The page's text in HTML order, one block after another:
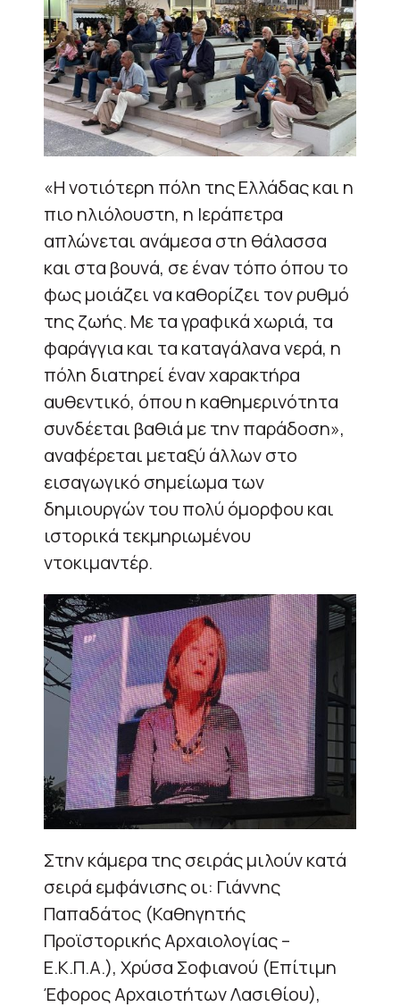
«Η νοτιότερη πόλη της Ελλάδας και η
πιο ηλιόλουστη, η Ιεράπετρα
απλώνεται ανάμεσα στη θάλασσα
και στα βουνά, σε έναν τόπο όπου το
φως μοιάζει να καθορίζει τον ρυθμό
της ζωής. Με τα γραφικά χωριά, τα
φαράγγια και τα καταγάλανα νερά, η
πόλη διατηρεί έναν χαρακτήρα
αυθεντικό, όπου η καθημερινότητα
συνδέεται βαθιά με την παράδοση»,
αναφέρεται μεταξύ άλλων στο
εισαγωγικό σημείωμα των
δημιουργών του πολύ όμορφου και
ιστορικά τεκμηριωμένου
ντοκιμαντέρ.
Στην κάμερα της σειράς μιλούν κατά
σειρά εμφάνισης οι: Γιάννης
Παπαδάτος (Καθηγητής
Προϊστορικής Αρχαιολογίας –
Ε.Κ.Π.Α.), Χρύσα Σοφιανού (Επίτιμη
Έφορος Αρχαιοτήτων Λασιθίου),